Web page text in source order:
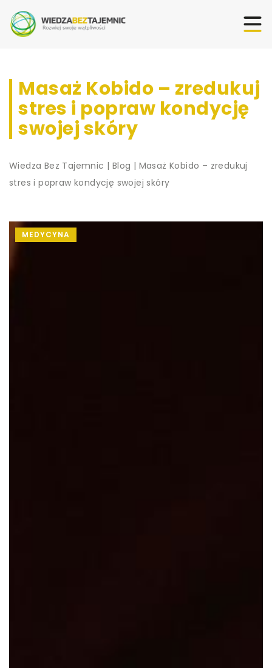
Masaż Kobido – zredukuj
stres i popraw kondycję
swojej skóry
Wiedza Bez Tajemnic | Blog | Masaż Kobido – zredukuj
stres i popraw kondycję swojej skóry
MEDYCYNA